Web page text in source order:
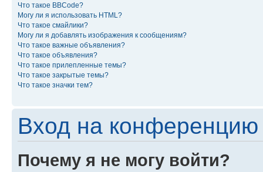
Что такое BBCode?
Могу ли я использовать HTML?
Что такое смайлики?
Могу ли я добавлять изображения к сообщениям?
Что такое важные объявления?
Что такое объявления?
Что такое прилепленные темы?
Что такое закрытые темы?
Что такое значки тем?
Вход на конференцию
Почему я не могу войти?